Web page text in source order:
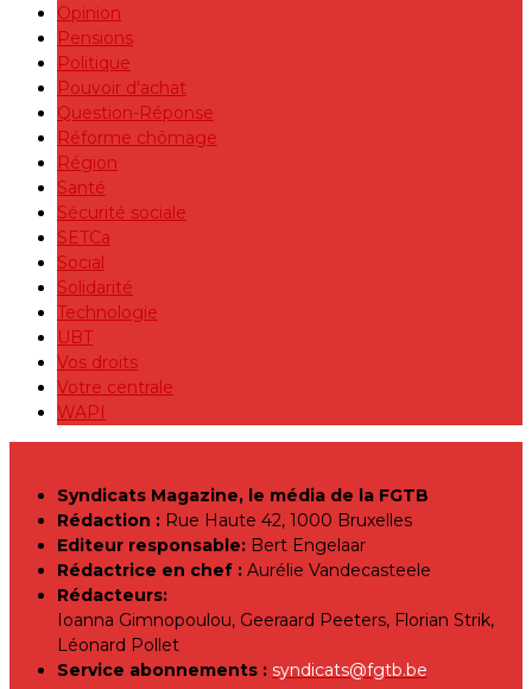
Opinion
Pensions
Politique
Pouvoir d'achat
Question-Réponse
Réforme chômage
Région
Santé
Sécurité sociale
SETCa
Social
Solidarité
Technologie
UBT
Vos droits
Votre centrale
WAPI
Syndicats Magazine, le média de la FGTB
Rédaction : Rue Haute 42, 1000 Bruxelles
Editeur responsable: Bert Engelaar
Rédactrice en chef : Aurélie Vandecasteele
Rédacteurs:
Ioanna Gimnopoulou, Geeraard Peeters, Florian Strik,
Léonard Pollet
Service abonnements : syndicats@fgtb.be